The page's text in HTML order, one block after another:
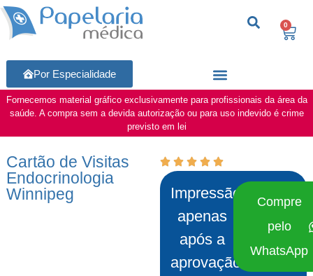
0
Por Especialidade
Fornecemos material gráfico exclusivamente para profissionais da área da
saúde. A compra sem a devida autorização ou para uso indevido é crime
previsto em lei
Cartão de Visitas
Endocrinologia
Winnipeg
Impressão
apenas
após a
aprovação
Compre
pelo
WhatsApp